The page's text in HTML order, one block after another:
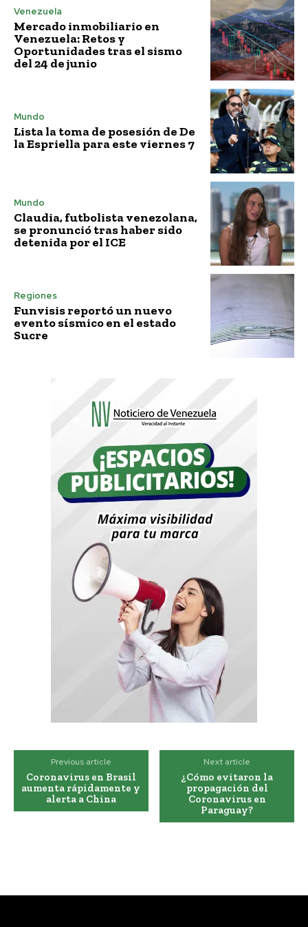
Venezuela
Mercado inmobiliario en
Venezuela: Retos y
Oportunidades tras el sismo
del 24 de junio
Mundo
Lista la toma de posesión de De
la Espriella para este viernes 7
Mundo
Claudia, futbolista venezolana,
se pronunció tras haber sido
detenida por el ICE
Regiones
Funvisis reportó un nuevo
evento sísmico en el estado
Sucre
Previous article
Coronavirus en Brasil
aumenta rápidamente y
alerta a China
Next article
¿Cómo evitaron la
propagación del
Coronavirus en
Paraguay?